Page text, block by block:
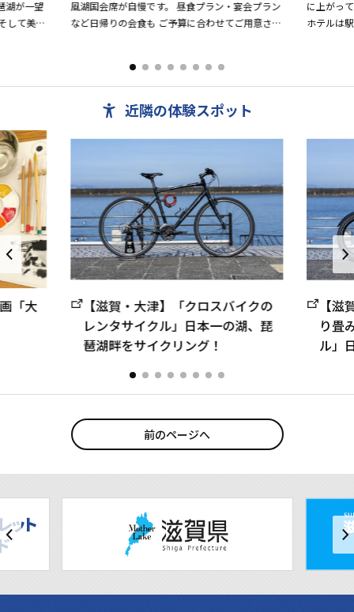
湖が一望
して美し
風湖国会席が自慢です。 昼食プラン・宴会プラン
など日帰りの会食も ご予算に合わせてご用意させ
に上がっ
ホテルは
近隣の体験スポット
「大
【滋賀・大津】「クロスバイクの
レンタサイクル」日本一の湖、琵
琶湖畔をサイクリング！
【
り畳
ル」
前のページへ